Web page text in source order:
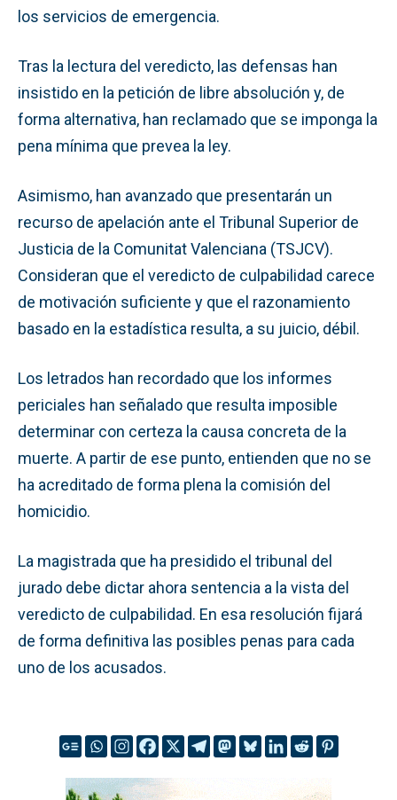
los servicios de emergencia.
Tras la lectura del veredicto, las defensas han
insistido en la petición de libre absolución y, de
forma alternativa, han reclamado que se imponga la
pena mínima que prevea la ley.
Asimismo, han avanzado que presentarán un
recurso de apelación ante el Tribunal Superior de
Justicia de la Comunitat Valenciana (TSJCV).
Consideran que el veredicto de culpabilidad carece
de motivación suficiente y que el razonamiento
basado en la estadística resulta, a su juicio, débil.
Los letrados han recordado que los informes
periciales han señalado que resulta imposible
determinar con certeza la causa concreta de la
muerte. A partir de ese punto, entienden que no se
ha acreditado de forma plena la comisión del
homicidio.
La magistrada que ha presidido el tribunal del
jurado debe dictar ahora sentencia a la vista del
veredicto de culpabilidad. En esa resolución fijará
de forma definitiva las posibles penas para cada
uno de los acusados.